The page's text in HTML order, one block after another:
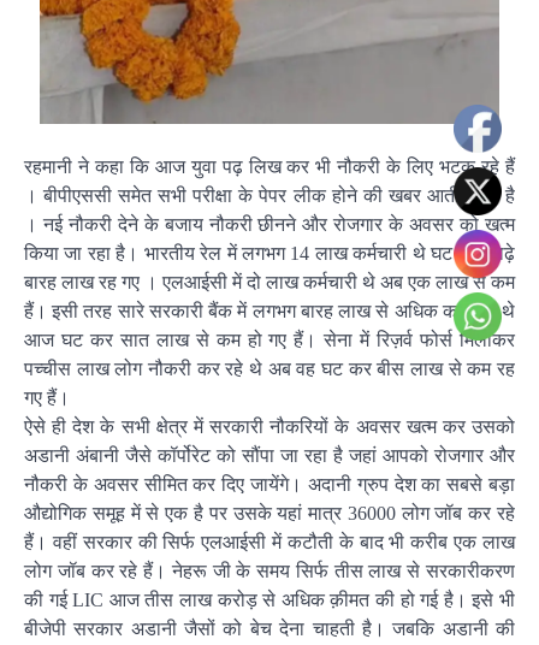
रहमानी ने कहा कि आज युवा पढ़ लिख कर भी नौकरी के लिए भटक रहे हैं
। बीपीएससी समेत सभी परीक्षा के पेपर लीक होने की खबर आती रहती है
। नई नौकरी देने के बजाय नौकरी छीनने और रोजगार के अवसर को खत्म
किया जा रहा है। भारतीय रेल में लगभग 14 लाख कर्मचारी थे घट कर साढ़े
बारह लाख रह गए । एलआईसी में दो लाख कर्मचारी थे अब एक लाख से कम
हैं। इसी तरह सारे सरकारी बैंक में लगभग बारह लाख से अधिक कर्मचारी थे
आज घट कर सात लाख से कम हो गए हैं। सेना में रिज़र्व फोर्स मिलाकर
पच्चीस लाख लोग नौकरी कर रहे थे अब वह घट कर बीस लाख से कम रह
गए हैं।
ऐसे ही देश के सभी क्षेत्र में सरकारी नौकरियों के अवसर खत्म कर उसको
अडानी अंबानी जैसे कॉर्पोरेट को सौंपा जा रहा है जहां आपको रोजगार और
नौकरी के अवसर सीमित कर दिए जायेंगे। अदानी ग्रुप देश का सबसे बड़ा
औद्योगिक समूह में से एक है पर उसके यहां मात्र 36000 लोग जॉब कर रहे
हैं। वहीं सरकार की सिर्फ एलआईसी में कटौती के बाद भी करीब एक लाख
लोग जॉब कर रहे हैं। नेहरू जी के समय सिर्फ तीस लाख से सरकारीकरण
की गई LIC आज तीस लाख करोड़ से अधिक क़ीमत की हो गई है। इसे भी
बीजेपी सरकार अडानी जैसों को बेच देना चाहती है। जबकि अडानी की